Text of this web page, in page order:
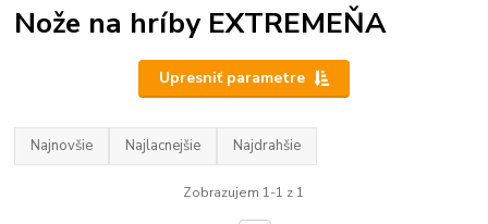
Nože na hríby EXTREMEŇA
Upresniť parametre
Najnovšie Najlacnejšie Najdrahšie
Zobrazujem 1-1 z 1